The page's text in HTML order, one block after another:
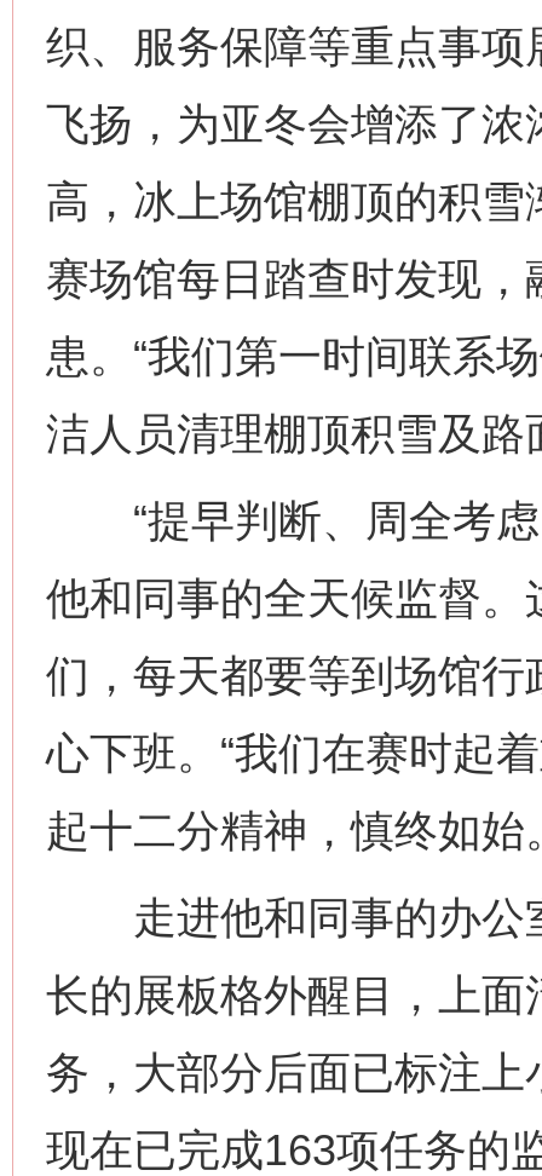
织、服务保障等重点事
飞扬，为亚冬会增添了
高，冰上场馆棚顶的积
赛场馆每日踏查时发现
患。“我们第一时间联系
洁人员清理棚顶积雪及路
“提早判断、周全考虑
他和同事的全天候监督
们，每天都要等到场馆
心下班。“我们在赛时起
起十二分精神，慎终如始
走进他和同事的办公
长的展板格外醒目，上
务，大部分后面已标注上
现在已完成163项任务的